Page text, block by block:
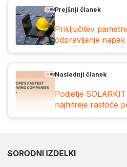
Prejšnji članek
Priključitev
odpravljanje napak
Naslednji članek
Podjetje
najhitreje rastoče
Madžarskem
SORODNI IZDELKI